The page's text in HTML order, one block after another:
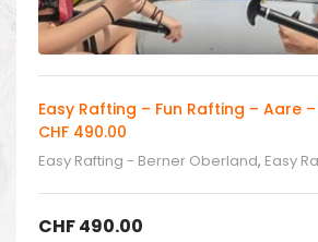
Easy Rafting – Fun Rafting – Aare
CHF 490.00
Easy Rafting - Berner Oberland, Easy
CHF490.00